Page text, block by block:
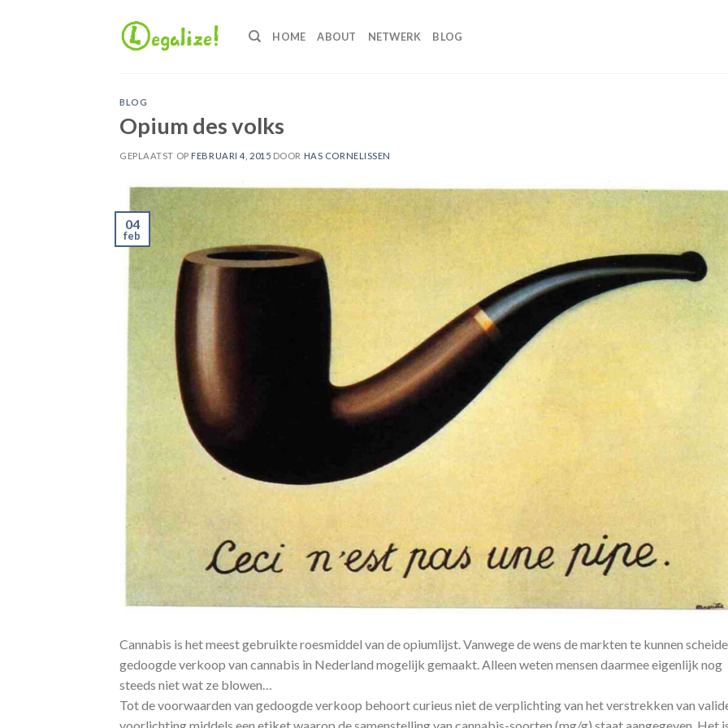
HOME ABOUT NETWERK BLOG
BLOG
Opium des volks
GEPLAATST OP FEBRUARI 4, 2015 DOOR HAS CORNELISSEN
04
feb
Cannabis is het meest gebruikte roesmiddel van de opiumlijst. Vanwege de wens de markten te kunnen
gedoogde verkoop van cannabis in Nederland mogelijk gemaakt. Alleen weten mensen daarmee eigenlijk nog
steeds niet wat ze blowen…
Tot de voorwaarden van gedoogde verkoop behoort curieus niet de verplichting van het verstrekken van
voorlichting middels een etiket waarop de samenstelling van cannabis-soorten (mg/g) staat aangegeven. Het